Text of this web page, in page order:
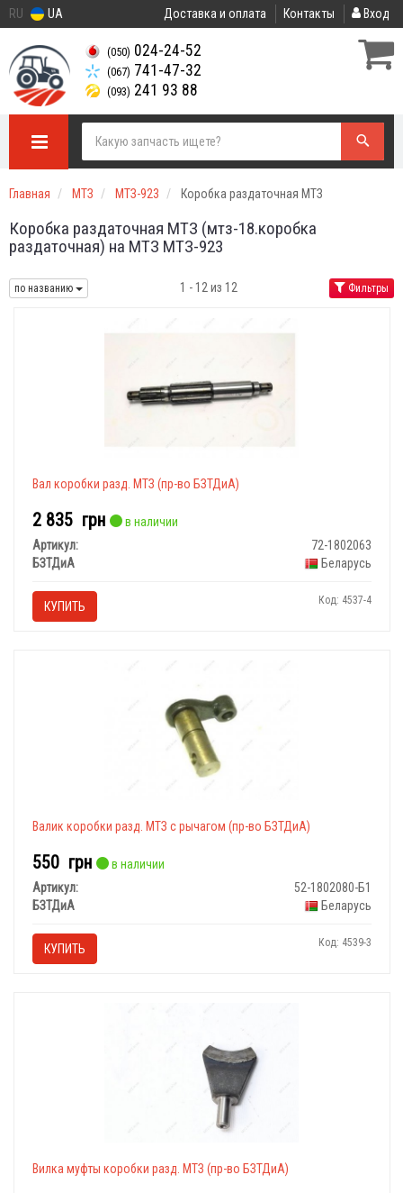
RU UA Доставка и оплата Контакты Вход
(050) 024-24-52
(067) 741-47-32
(093) 241 93 88
Главная МТЗ МТЗ-923 Коробка раздаточная МТЗ
Коробка раздаточная МТЗ (мтз-18.коробка
раздаточная) на МТЗ МТЗ-923
по названию 1 - 12 из 12 Фильтры
Вал коробки разд. МТЗ (пр-во БЗТДиА)
2 835 грн
в наличии
Артикул:
72-1802063
БЗТДиА
Беларусь
КУПИТЬ Код: 4537-4
Валик коробки разд. МТЗ с рычагом (пр-во БЗТДиА)
550 грн
в наличии
Артикул:
52-1802080-Б1
БЗТДиА
Беларусь
КУПИТЬ Код: 4539-3
Вилка муфты коробки разд. МТЗ (пр-во БЗТДиА)